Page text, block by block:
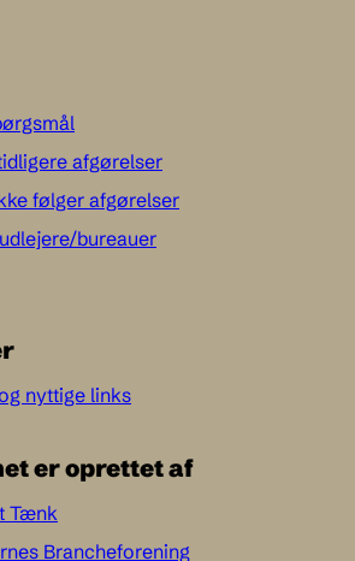
afgørelser
følger afgørelser
bureauer
nyttige links
er oprettet af
Tænk
Brancheforening